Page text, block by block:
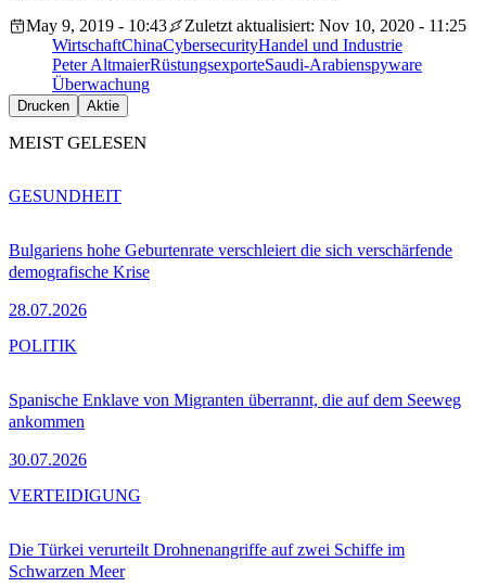
May 9, 2019 - 10:43
Zuletzt aktualisiert: Nov 10, 2020 - 11:25
WirtschaftChinaCybersecurityHandel und Industrie
Peter AltmaierRüstungsexporteSaudi-Arabienspyware
Überwachung
Drucken Aktie
MEIST GELESEN
Bulgariens hohe Geburtenrate verschleiert die sich verschärfende
demografische Krise
28.07.2026
GESUNDHEIT
Spanische Enklave von Migranten überrannt, die auf dem Seeweg
ankommen
30.07.2026
POLITIK
Die Türkei verurteilt Drohnenangriffe auf zwei Schiffe im
Schwarzen Meer
VERTEIDIGUNG